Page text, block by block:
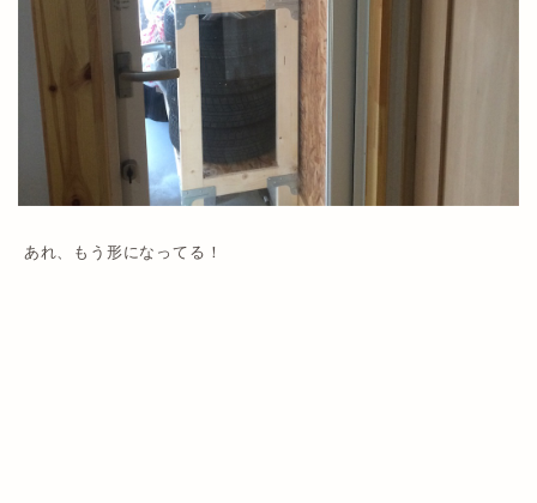
あれ、もう形になってる！